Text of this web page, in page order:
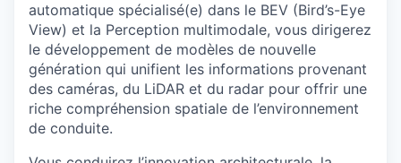
automatique spécialisé(e) dans le BEV (Bird’s-Eye
View) et la Perception multimodale, vous dirigerez
le développement de modèles de nouvelle
génération qui unifient les informations provenant
des caméras, du LiDAR et du radar pour offrir une
riche compréhension spatiale de l’environnement
de conduite.